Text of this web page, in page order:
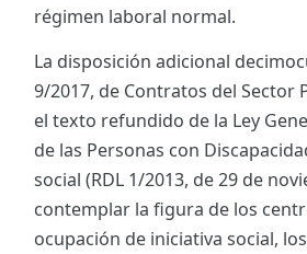
régimen laboral normal.
La disposición adicional
9/2017, de Contratos del Sector
el texto refundido de la Ley
de las Personas con
social (RDL 1/2013, de 29 de
contemplar la figura de los
ocupación de iniciativa social,